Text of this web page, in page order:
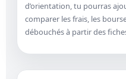
d’orientation, tu pourras
comparer les frais, les
débouchés à partir des